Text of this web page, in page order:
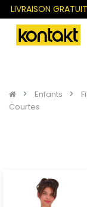
LIVRAISON
Enfants
Courtes